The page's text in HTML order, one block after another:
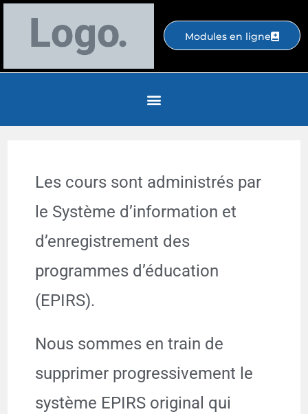
Modules en ligne
Les cours sont administrés par
le Système d’information et
d’enregistrement des
programmes d’éducation
(EPIRS).
Nous sommes en train de
supprimer progressivement le
système EPIRS original qui